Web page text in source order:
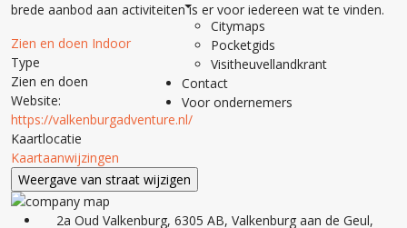
Citymaps
Pocketgids
Visitheuvellandkrant
Contact
Voor ondernemers
brede aanbod aan activiteiten is er voor iedereen wat te vinden.
Zien en doen Indoor
Type
Zien en doen
Website:
https://valkenburgadventure.nl/
Kaartlocatie
Kaartaanwijzingen
2a Oud Valkenburg, 6305 AB, Valkenburg aan de Geul,